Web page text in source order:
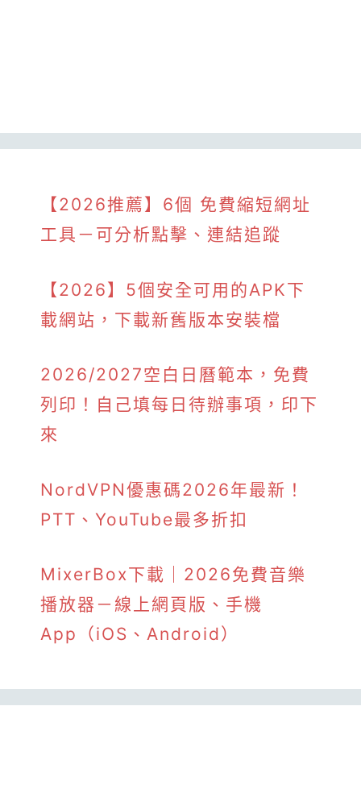
【2026推薦】6個 免費縮短網址
工具－可分析點擊、連結追蹤
【2026】5個安全可用的APK下
載網站，下載新舊版本安裝檔
2026/2027空白日曆範本，免費
列印！自己填每日待辦事項，印下
來
NordVPN優惠碼2026年最新！
PTT、YouTube最多折扣
MixerBox下載｜2026免費音樂
播放器－線上網頁版、手機
App（iOS、Android）